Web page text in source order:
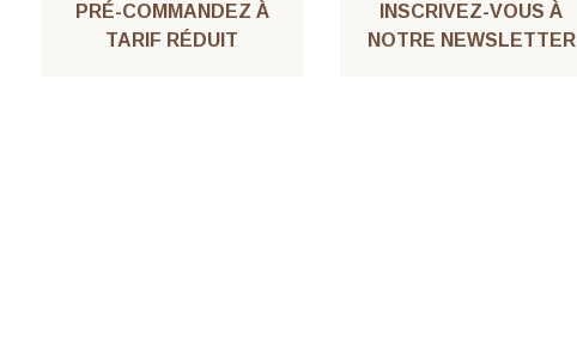
PRÉ-COMMANDEZ À
TARIF RÉDUIT
INSCRIVEZ-VOUS À
NOTRE NEWSLETTER